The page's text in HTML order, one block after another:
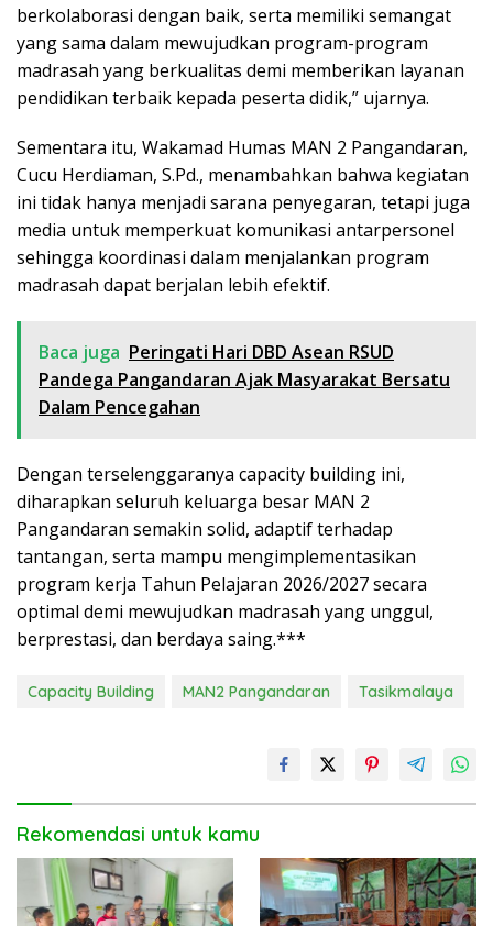
berkolaborasi dengan baik, serta memiliki semangat
yang sama dalam mewujudkan program-program
madrasah yang berkualitas demi memberikan layanan
pendidikan terbaik kepada peserta didik,” ujarnya.
Sementara itu, Wakamad Humas MAN 2 Pangandaran,
Cucu Herdiaman, S.Pd., menambahkan bahwa kegiatan
ini tidak hanya menjadi sarana penyegaran, tetapi juga
media untuk memperkuat komunikasi antarpersonel
sehingga koordinasi dalam menjalankan program
madrasah dapat berjalan lebih efektif.
Baca juga Peringati Hari DBD Asean RSUD
Pandega Pangandaran Ajak Masyarakat Bersatu
Dalam Pencegahan
Dengan terselenggaranya capacity building ini,
diharapkan seluruh keluarga besar MAN 2
Pangandaran semakin solid, adaptif terhadap
tantangan, serta mampu mengimplementasikan
program kerja Tahun Pelajaran 2026/2027 secara
optimal demi mewujudkan madrasah yang unggul,
berprestasi, dan berdaya saing.***
Capacity Building MAN2 Pangandaran Tasikmalaya
Rekomendasi untuk kamu